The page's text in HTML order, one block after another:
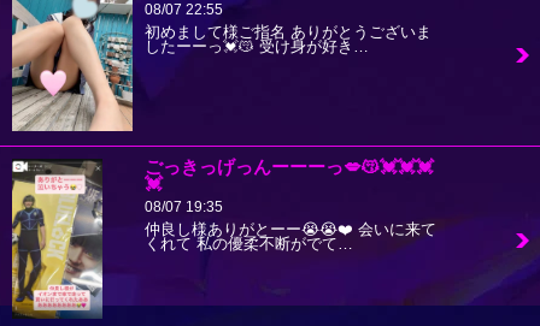
08/07 22:55
初めまして様ご指名 ありがとうございま
したーーっ💓😽 受け身が好き…
ごっきっげっんーーーっ💋😽💓💓💓
💓
08/07 19:35
仲良し様ありがとーー😭😭❤️ 会いに来て
くれて 私の優柔不断がでて…